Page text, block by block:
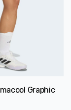
Graphic